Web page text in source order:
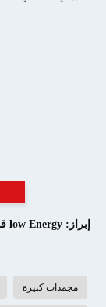
إبراز: low Energy قفص صدر مجلد
مجمدات كبيرة